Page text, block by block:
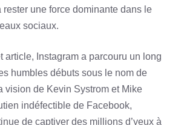
une force dominante dans le
sociaux.
article, Instagram a parcouru un long
humbles débuts sous le nom de
vision de Kevin Systrom et Mike
indéfectible de Facebook,
de captiver des millions d’yeux à